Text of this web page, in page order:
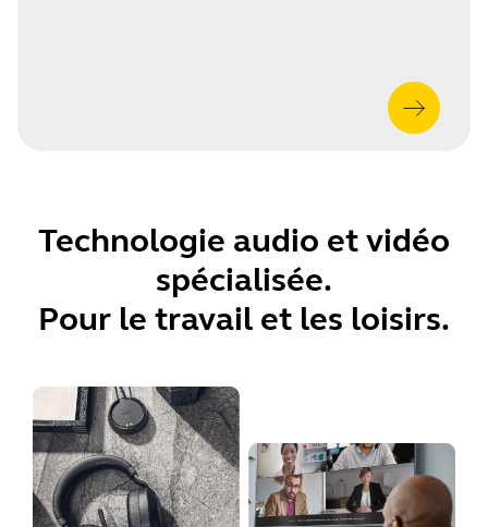
Technologie audio et vidéo
spécialisée.
Pour le travail et les loisirs.